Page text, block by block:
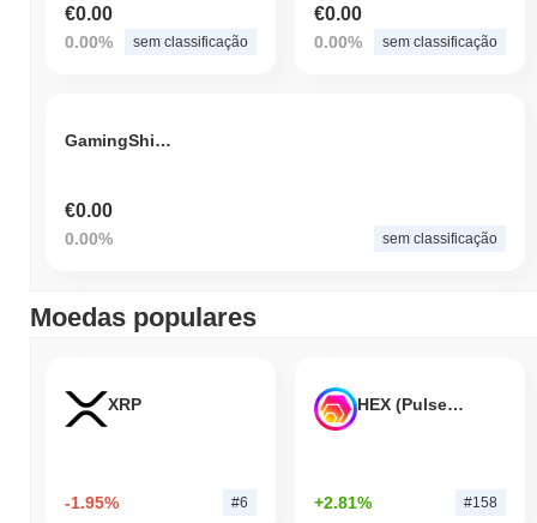
€0.00
0.00% sem classificação
€0.00
0.00% sem classificação
GamingShiba
€0.00
0.00% sem classificação
Moedas populares
XRP
-1.95% #6
HEX (Pulsechain)
+2.81% #158